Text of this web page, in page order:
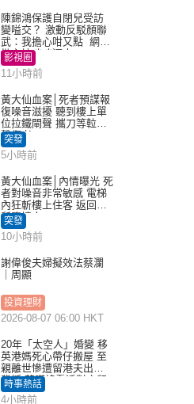
陳錦鴻保護自閉兒受訪
變嗌交？ 激動反駁顏聯
武：我擔心咁又點 網民
批主持咄咄逼人
影視圈
11小時前
黃大仙血案│死者預謀報
復噪音滋擾 聽到樓上單
位拉鐵閘聲 攜刀等𨋢伏
擊傷者
突發
5小時前
黃大仙血案│內情曝光 死
者對噪音非常敏感 電梯
內狂斬樓上住客 返回住
所墮樓亡
突發
10小時前
謝偉俊夫婦擬效法蔡瀾
｜周顯
投資理財
2026-08-07 06:00 HKT
20年「太空人」婚變 移
英港媽死心帶仔搬屋 至
親離世慘遭留港夫出軌
背叛 苦嘆終看透對方留
港「真相」｜Juicy叮
時事熱話
4小時前